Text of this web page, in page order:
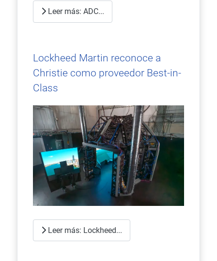
Leer más: ADC...
Lockheed Martin reconoce a
Christie como proveedor Best-in-
Class
Leer más: Lockheed...